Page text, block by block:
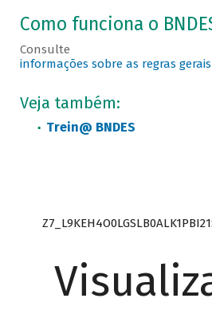
Como funciona o
Consulte
informações sobre as regras gerais
Veja também:
Trein@ BNDES